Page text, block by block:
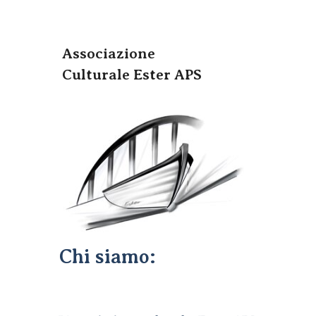
Associazione
Culturale Ester APS
Chi siamo: